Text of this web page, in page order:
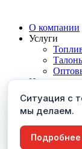
Пользуясь этим
мы
используем
Close
Menu
О компании
Услуги
Новости
vk
phone
email
Ситуация с
мы делаем.
Подробнее